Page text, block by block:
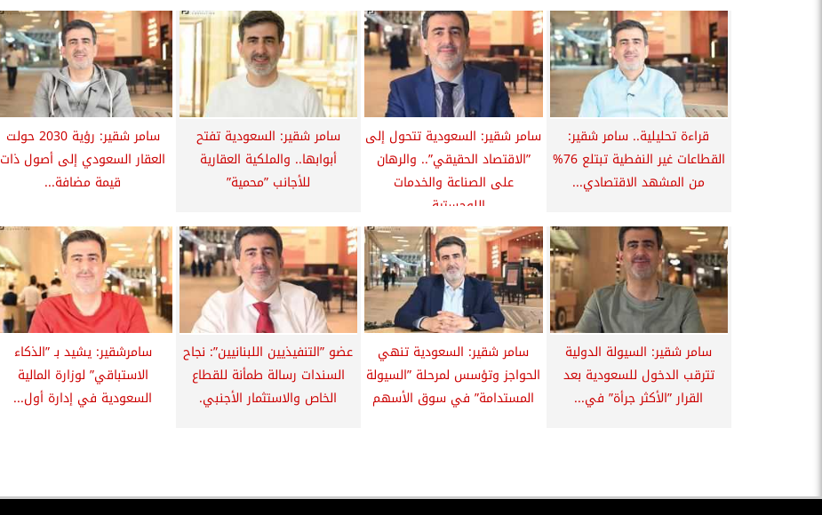
قراءة تحليلية.. سامر شقير:
القطاعات غير النفطية تبتلع 76%
من المشهد الاقتصادي...
سامر شقير: السعودية تتحول إلى
”الاقتصاد الحقيقي”.. والرهان
على الصناعة والخدمات
اللوجستية...
سامر شقير: السعودية تفتح
أبوابها.. والملكية العقارية
للأجانب ”محمية”
سامر شقير: رؤية 2030 حولت
العقار السعودي إلى أصول ذات
قيمة مضافة...
سامر شقير: السيولة الدولية
تترقب الدخول للسعودية بعد
القرار ”الأكثر جرأة” في...
سامر شقير: السعودية تنهي
الحواجز وتؤسس لمرحلة ”السيولة
المستدامة” في سوق الأسهم
عضو ”التنفيذيين اللبنانيين”: نجاح
السندات رسالة طمأنة للقطاع
الخاص والاستثمار الأجنبي.
سامرشقير: يشيد بـ ”الذكاء
الاستباقي” لوزارة المالية
السعودية في إدارة أول...